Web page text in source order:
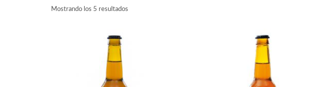
Mostrando los 5 resultados